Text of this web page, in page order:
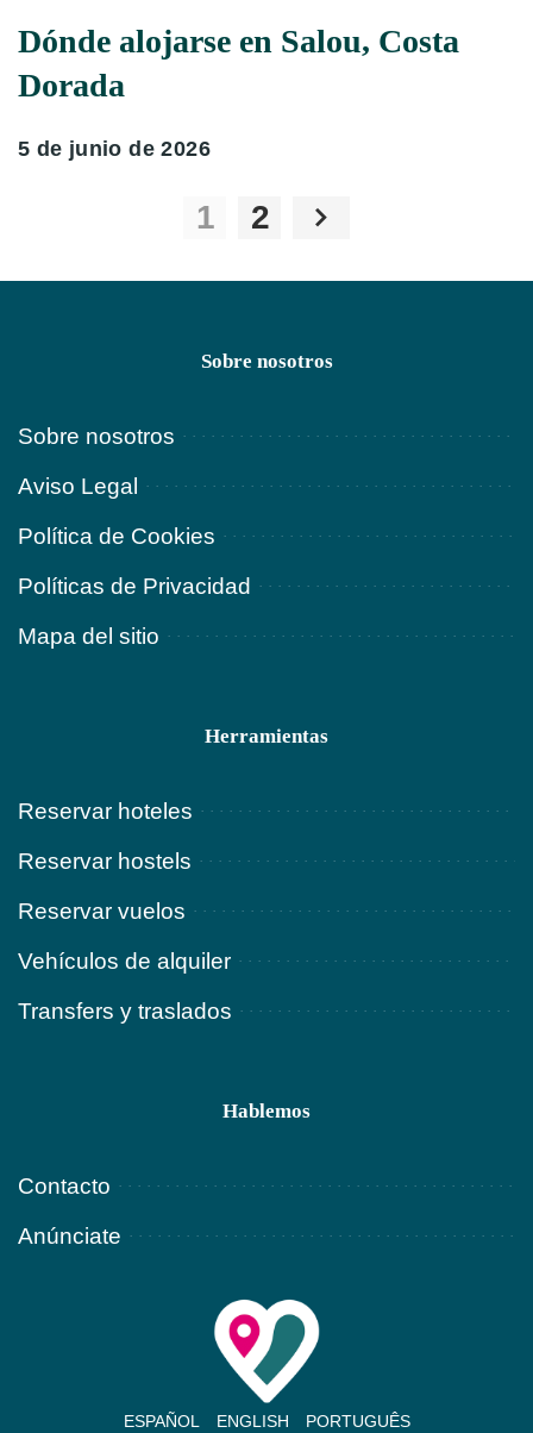
Dónde alojarse en Salou, Costa
Dorada
5 de junio de 2026
1 2
Sobre nosotros
Sobre nosotros
Aviso Legal
Política de Cookies
Políticas de Privacidad
Mapa del sitio
Herramientas
Reservar hoteles
Reservar hostels
Reservar vuelos
Vehículos de alquiler
Transfers y traslados
Hablemos
Contacto
Anúnciate
ESPAÑOL ENGLISH PORTUGUÊS